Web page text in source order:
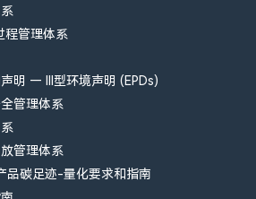
程管理体系
明 — III型环境声明 (EPDs)
管理体系
管理体系
品碳足迹-量化要求和指南